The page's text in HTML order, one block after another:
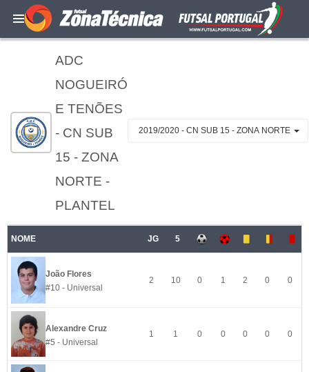
ADC
NOGUEIRÓ
E TENÕES
- CN SUB
15 - ZONA
NORTE -
PLANTEL
2019/2020 - CN SUB 15 - ZONA NORTE
NOME JG 5
João Flores
#10 - Universal
2 10 0 1 2 0 0
Alexandre Cruz
#5 - Universal
1 1 0 0 0 0 0